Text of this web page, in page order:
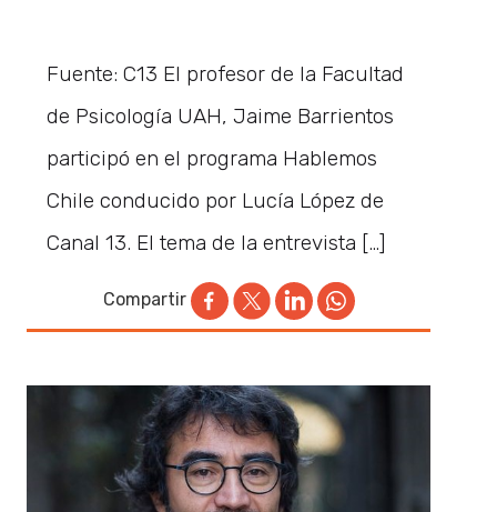
Fuente: C13 El profesor de la Facultad
de Psicología UAH, Jaime Barrientos
participó en el programa Hablemos
Chile conducido por Lucía López de
Canal 13. El tema de la entrevista […]
Compartir